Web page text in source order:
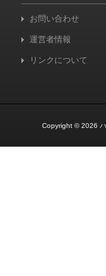
お問い合わせ
運営者情報
リンクについて
Copyright © 2026